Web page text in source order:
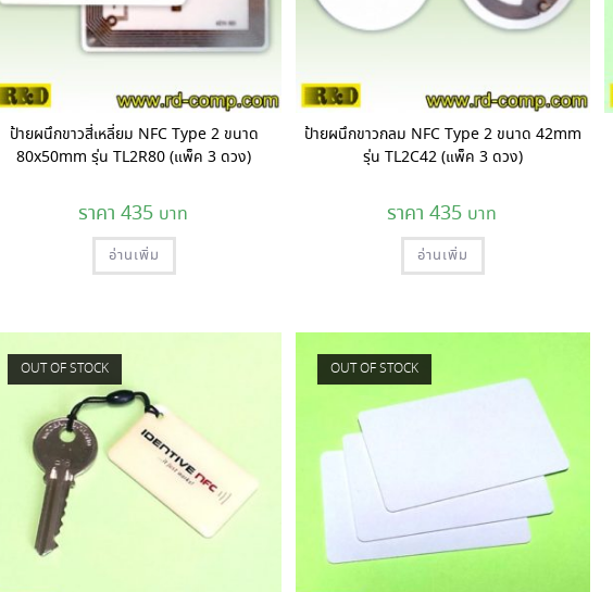
ป้ายผนึกขาวสี่เหลี่ยม NFC Type 2 ขนาด
80x50mm รุ่น TL2R80 (แพ็ค 3 ดวง)
435
อ่านเพิ่ม
ป้ายผนึกขาวกลม NFC Type 2 ขนาด 42mm
รุ่น TL2C42 (แพ็ค 3 ดวง)
435
อ่านเพิ่ม
OUT OF STOCK OUT OF STOCK